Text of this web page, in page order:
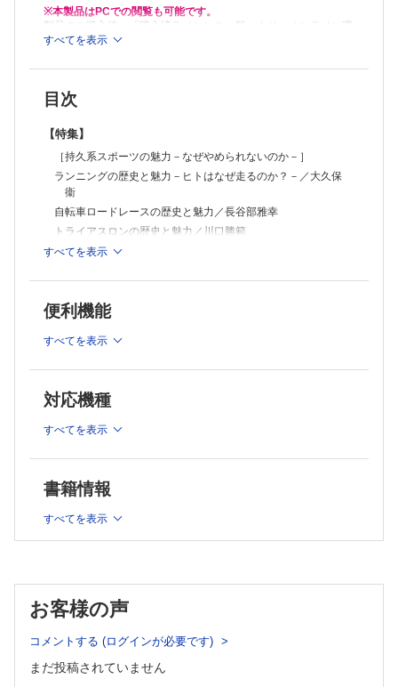
トライアスロン競技の特徴／笠次良爾
【連載】
＜再考 スポーツに必要な栄養の話＞第6回
＜臨スポOPINION＞
骨格筋：as a master regulator for health and disease－各種疾患にみる
骨格筋
【臨スポニュース】
※本製品はPCでの閲覧も可能です。
製品のご購入後、「購入済ライセンス一覧」より、オンライン環
境で閲覧可能なPDF版をご覧いただけます。詳細は
推奨ブラウザ： Firefox 最新版 / Google Chrome 最新版 / Safari
すべてを表示
目次
【特集】
［持久系スポーツの魅力－なぜやめられないのか－］
ランニングの歴史と魅力－ヒトはなぜ走るのか？－／大久保
衞
自転車ロードレースの歴史と魅力／長谷部雅幸
トライアスロンの歴史と魅力／川口勝範
［持久系スポーツの特殊性］
［ランニング障害を理解するための基礎知識］
ランニングのバイオメカニクス／長野明紀
ランニングシューズの最新トピックス／西脇剛史
ランニングフォームと着地論争／佐伯徹郎
［自転車ロードレース障害を理解するための基礎知識］
自転車ロードレースの運動器解剖学／富和清訓ほか
イオメカニクスと
ポジションの影響－／星川秀利
［トライアスロン障害を理解するための基礎知識］
トライアスロン競技の特徴／笠次良爾
＜再考 スポーツに必要な栄養の話＞第6回
ジュニアアスリートの栄養／鈴木志保子
骨格筋：as a master regulator for health and disease－各種疾
患にみる骨格筋
すべてを表示
便利機能
すべてを表示
対応機種
すべてを表示
書籍情報
すべてを表示
お客様の声
コメントする (ログインが必要です)
まだ投稿されていません